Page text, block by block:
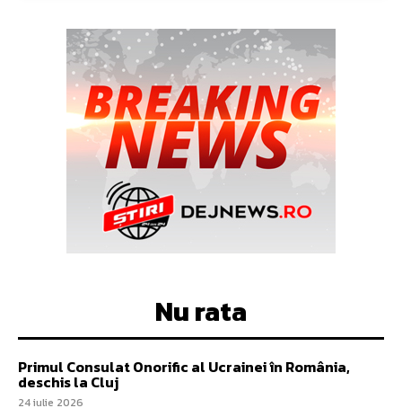
Nu rata
Primul Consulat Onorific al Ucrainei în România,
deschis la Cluj
24 iulie 2026